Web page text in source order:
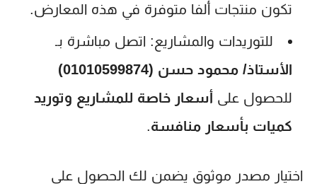
تكون منتجات ألفا متوفرة في هذه المعارض.
للتوريدات والمشاريع: اتصل مباشرة بـ
الأستاذ/ محمود حسن (01010599874)
للحصول على أسعار خاصة للمشاريع وتوريد
كميات بأسعار منافسة.
اختيار مصدر موثوق يضمن لك الحصول على